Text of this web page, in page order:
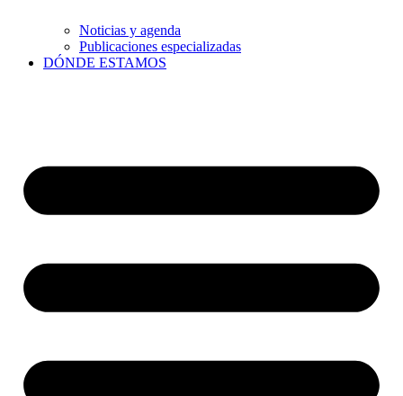
Noticias y agenda
Publicaciones especializadas
DÓNDE ESTAMOS